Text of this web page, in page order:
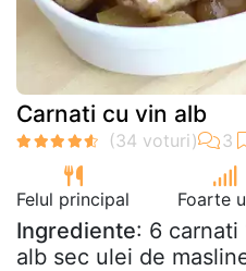
Carnati cu vin alb
Felul principal Foarte
Ingrediente: 6 carnati
alb sec ulei de